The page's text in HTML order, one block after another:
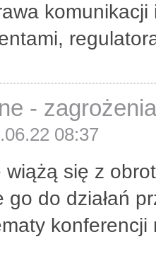
-
08:37
się z
go do działań